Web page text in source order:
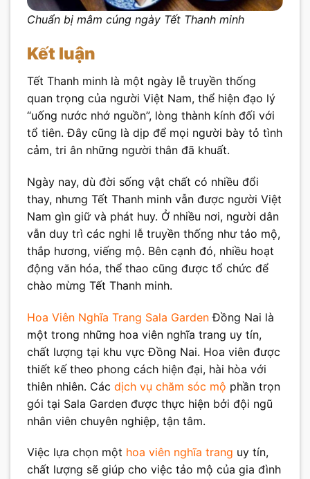
Chuẩn bị mâm cúng ngày Tết Thanh minh
Kết luận
Tết Thanh minh là một ngày lễ truyền thống
quan trọng của người Việt Nam, thể hiện đạo lý
“uống nước nhớ nguồn”, lòng thành kính đối với
tổ tiên. Đây cũng là dịp để mọi người bày tỏ tình
cảm, tri ân những người thân đã khuất.
Ngày nay, dù đời sống vật chất có nhiều đổi
thay, nhưng Tết Thanh minh vẫn được người Việt
Nam gìn giữ và phát huy. Ở nhiều nơi, người dân
vẫn duy trì các nghi lễ truyền thống như tảo mộ,
thắp hương, viếng mộ. Bên cạnh đó, nhiều hoạt
động văn hóa, thể thao cũng được tổ chức để
chào mừng Tết Thanh minh.
Hoa Viên Nghĩa Trang Sala Garden Đồng Nai là
một trong những hoa viên nghĩa trang uy tín,
chất lượng tại khu vực Đồng Nai. Hoa viên được
thiết kế theo phong cách hiện đại, hài hòa với
thiên nhiên. Các dịch vụ chăm sóc mộ phần trọn
gói tại Sala Garden được thực hiện bởi đội ngũ
nhân viên chuyên nghiệp, tận tâm.
Việc lựa chọn một hoa viên nghĩa trang uy tín,
chất lượng sẽ giúp cho việc tảo mộ của gia đình